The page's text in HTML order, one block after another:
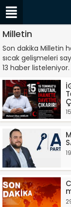
Milletin
Son dakika Milletin
sıcak gelişmeleri
13 haber listeleniyor.